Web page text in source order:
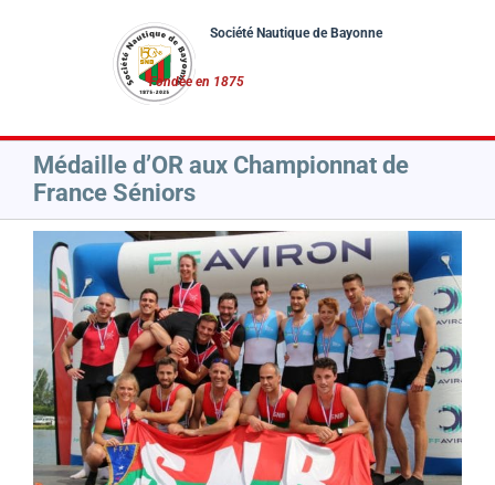
Médaille d’OR aux Championnat de
France Séniors
Voir
l'image
agrandie